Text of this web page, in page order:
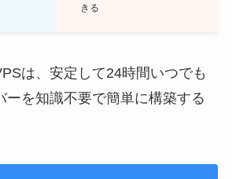
きる
は、安定して24時間いつでも
ーを知識不要で簡単に構築する